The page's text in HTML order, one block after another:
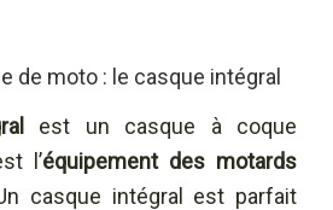
de moto : le casque intégral
est un casque à coque
l’équipement des motards
casque intégral est parfait